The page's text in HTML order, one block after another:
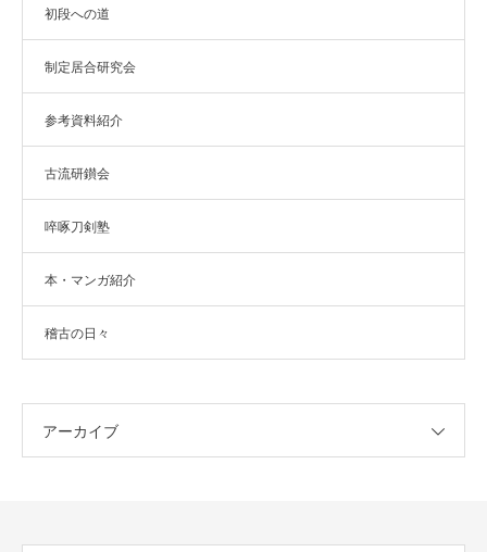
初段への道
制定居合研究会
参考資料紹介
古流研鑚会
啐啄刀剣塾
本・マンガ紹介
稽古の日々
アーカイブ